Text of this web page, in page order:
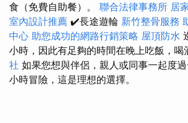
食（免費自助餐）。 聯合法律事務所 居
室內設計推薦 ✔️長途遊輪 新竹整骨服務
中心 助您成功的網路行銷策略 屋頂防水
小時，因此有足夠的時間在晚上吃飯，喝
社 如果您想與伴侶，親人或同事一起度
小時冒險，這是理想的選擇。